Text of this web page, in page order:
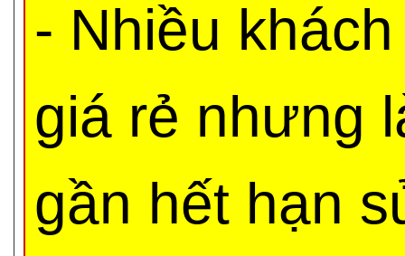
- Nhiều
giá rẻ nhưng
gần hết hạn